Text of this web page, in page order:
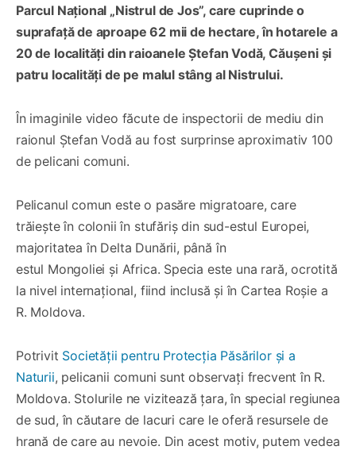
Parcul Național „Nistrul de Jos”, care cuprinde o
suprafață de aproape 62 mii de hectare, în hotarele a
20 de localități din raioanele Ștefan Vodă, Căușeni și
patru localități de pe malul stâng al Nistrului.
În imaginile video făcute de inspectorii de mediu din
raionul Ștefan Vodă au fost surprinse aproximativ 100
de pelicani comuni.
Pelicanul comun este o pasăre migratoare, care
trăiește în colonii în stufăriș din sud-estul Europei,
majoritatea în Delta Dunării, până în
estul Mongoliei și Africa. Specia este una rară, ocrotită
la nivel internațional, fiind inclusă și în Cartea Roșie a
R. Moldova.
Potrivit Societății pentru Protecția Păsărilor și a
Naturii, pelicanii comuni sunt observați frecvent în R.
Moldova. Stolurile ne vizitează țara, în special regiunea
de sud, în căutare de lacuri care le oferă resursele de
hrană de care au nevoie. Din acest motiv, putem vedea